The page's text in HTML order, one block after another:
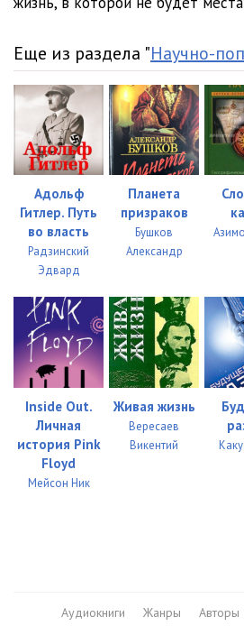
Еще из раздела "Научно-
Адольф
Гитлер. Путь
во власть
Радзинский
Эдвард
Планета
призраков
Бушков
Александр
Inside Out.
Личная
история Pink
Floyd
Мейсон Ник
Живая жизнь
Вересаев
Викентий
Аудиокниги Жанры Авторы